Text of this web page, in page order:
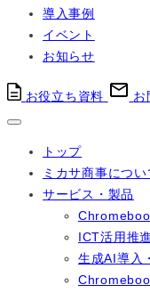
導入事例
イベント
お知らせ
お役立ち資料 お
トップ
ミカサ商事につい
サービス・製品
ICT活用推
生成AI導入